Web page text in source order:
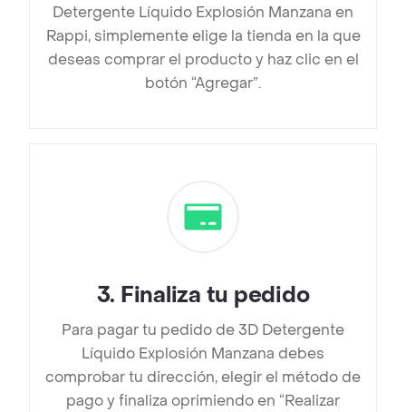
Detergente Líquido Explosión Manzana en
Rappi, simplemente elige la tienda en la que
deseas comprar el producto y haz clic en el
botón “Agregar”.
3. Finaliza tu pedido
Para pagar tu pedido de 3D Detergente
Líquido Explosión Manzana debes
comprobar tu dirección, elegir el método de
pago y finaliza oprimiendo en “Realizar